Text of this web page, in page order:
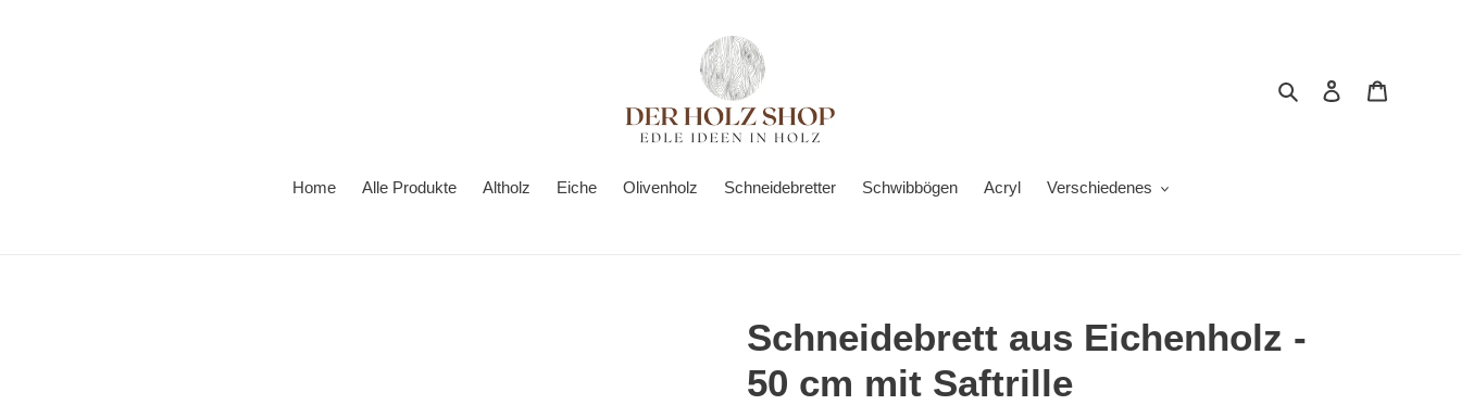
Suchen Einloggen
Home Alle Produkte Altholz Eiche Olivenholz Schneidebretter Schwibbögen Acryl Verschiedenes
Schneidebrett aus Eichenholz -
50 cm mit Saftrille